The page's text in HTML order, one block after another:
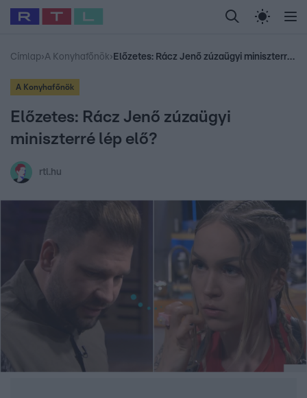
Legfrissebb RTL Híradó Randi Celeb vagyok,
Babits Marcella Most Wanted Gallusz
Címlap›A Konyhafőnök› Előzetes: Rácz Jenő zúzaügyi miniszterré lép elő?
A Konyhafőnök
Előzetes: Rácz Jenő zúzaügyi
miniszterré lép elő?
rtl.hu